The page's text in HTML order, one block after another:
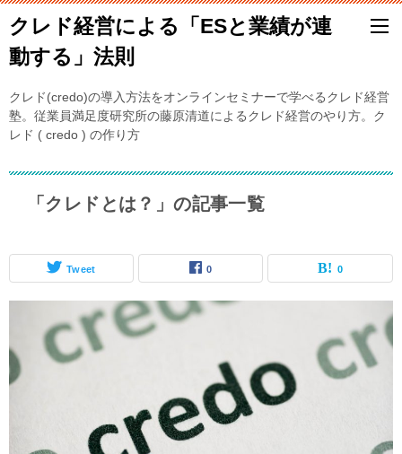
クレド経営による「ESと業績が連
動する」法則
クレド(credo)の導入方法をオンラインセミナーで学べるクレド経営
塾。従業員満足度研究所の藤原清道によるクレド経営のやり方。ク
レド ( credo ) の作り方
「クレドとは？」の記事一覧
Tweet 0 0